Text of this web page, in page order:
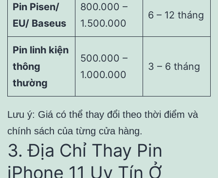
Pin Pisen/
EU/ Baseus
800.000 –
1.500.000
6 – 12 tháng
Pin linh kiện
thông
thường
500.000 –
1.000.000
3 – 6 tháng
Lưu ý: Giá có thể thay đổi theo thời điểm và
chính sách của từng cửa hàng.
3. Địa Chỉ Thay Pin
iPhone 11 Uy Tín Ở